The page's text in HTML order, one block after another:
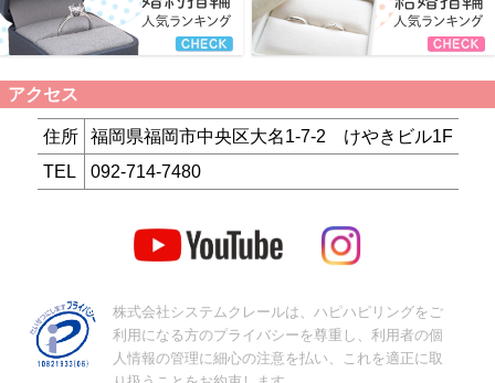
アクセス
住所
福岡県福岡市中央区大名1-7-2 けやきビル1F
TEL
092-714-7480
株式会社システムクレールは、ハピハピリングをご
利用になる方のプライバシーを尊重し、利用者の個
人情報の管理に細心の注意を払い、これを適正に取